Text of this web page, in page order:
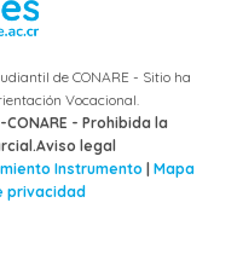
de CONARE - Sitio ha
Vocacional.
- Prohibida la
legal
Instrumento
Mapa
privacidad